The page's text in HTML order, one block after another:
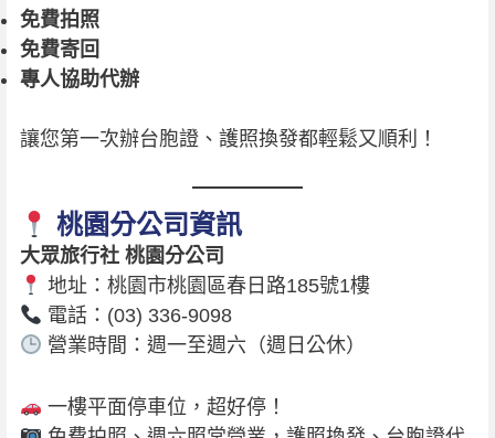
免費拍照
免費寄回
專人協助代辦
讓您第一次辦台胞證、護照換發都輕鬆又順利！
桃園分公司資訊
大眾旅行社 桃園分公司
地址：桃園市桃園區春日路185號1樓
電話：(03) 336-9098
營業時間：週一至週六（週日公休）
一樓平面停車位，超好停！